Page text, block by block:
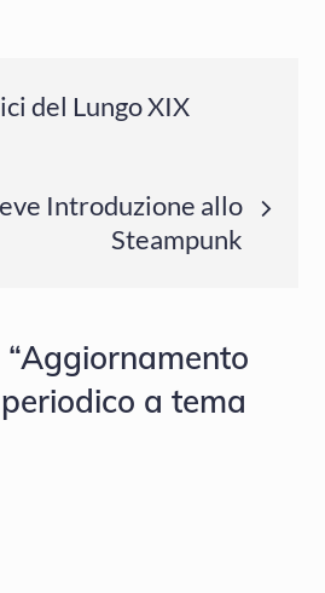
del Lungo XIX
Introduzione allo
Steampunk
a tema